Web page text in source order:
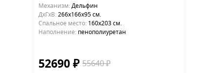
Механизм: Дельфин
ДхГхВ: 266х166x95 см.
Cпальное место: 160х203 см.
Наполнение: пенополиуретан
52690 ₽ 55640 ₽